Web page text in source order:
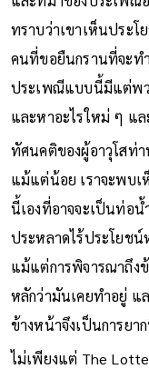
ทราบว่าเขาเห็นประ
คนที่ขอยืนกรานที่จะท
ประเพณีแบบนี้มีแต่พว
และหาอะไรใหม่ ๆ แ
ทัศนคติของผู้อาวุโสท่า
แม้แต่น้อย เราจะพบ
นี้เองที่อาจจะเป็นท่อ
ประหลาดไร้ประโยชน์
แม้แต่การพิจารณาถึง
หลักว่ามันเคยทำอยู่
ข้างหน้าจึงเป็นการยา
ไม่เพียงแต่ The